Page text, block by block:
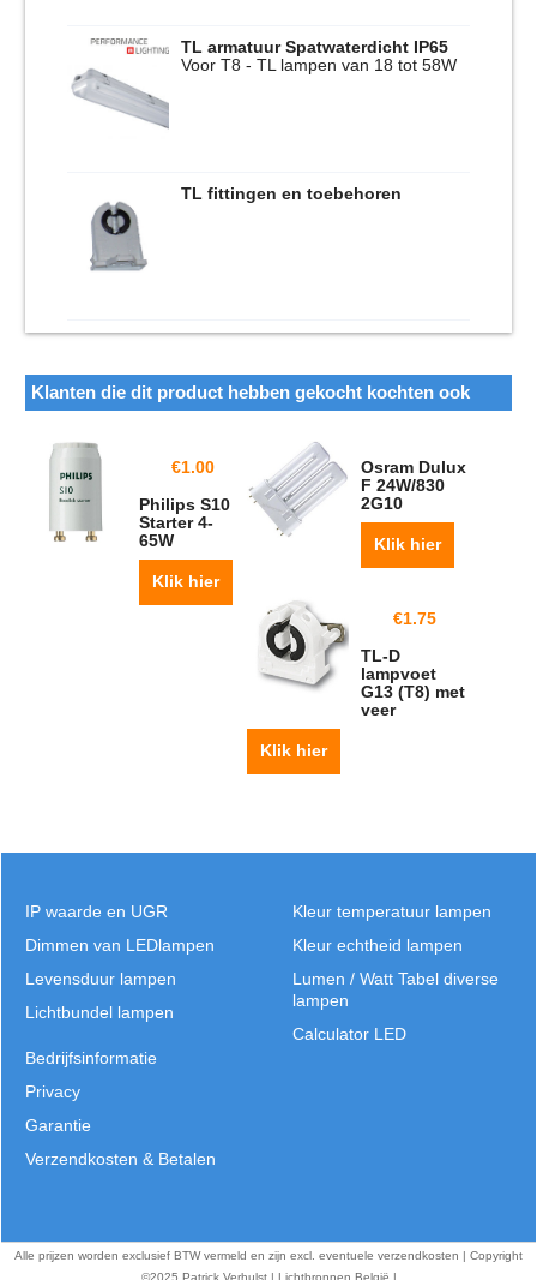
TL armatuur Spatwaterdicht IP65
Voor T8 - TL lampen van 18 tot 58W
TL fittingen en toebehoren
Klanten die dit product hebben gekocht kochten ook
€1.00
Philips S10
Starter 4-
65W
Klik hier
Osram Dulux
F 24W/830
2G10
Klik hier
€1.75
TL-D
lampvoet
G13 (T8) met
veer
Klik hier
Kleur temperatuur lampen
Kleur echtheid lampen
Lumen / Watt Tabel diverse
lampen
Calculator LED
IP waarde en UGR
Dimmen van LEDlampen
Levensduur lampen
Lichtbundel lampen
Bedrijfsinformatie
Privacy
Garantie
Verzendkosten & Betalen
Alle prijzen worden exclusief BTW vermeld en zijn excl. eventuele verzendkosten | Copyright
©2025 Patrick Verhulst | Lichtbronnen België |